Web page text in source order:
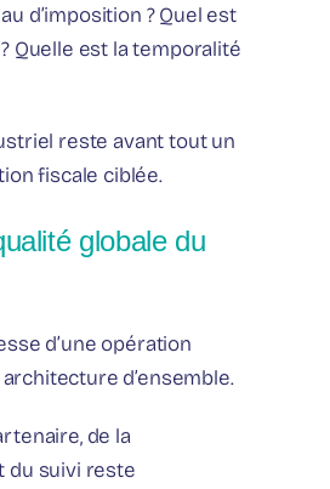
d’imposition ? Quel est
Quelle est la temporalité
reste avant tout un
fiscale ciblée.
globale du
d’une opération
d’ensemble.
de la
du suivi reste